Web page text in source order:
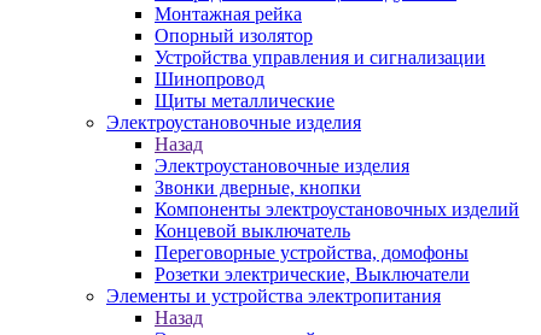
Монтажная рейка
Опорный изолятор
Устройства управления и сигнализации
Шинопровод
Щиты металлические
Электроустановочные изделия
Назад
Электроустановочные изделия
Звонки дверные, кнопки
Компоненты электроустановочных изделий
Концевой выключатель
Переговорные устройства, домофоны
Розетки электрические, Выключатели
Элементы и устройства электропитания
Назад